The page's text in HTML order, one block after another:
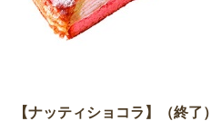
【ナッティショコラ】（終了）